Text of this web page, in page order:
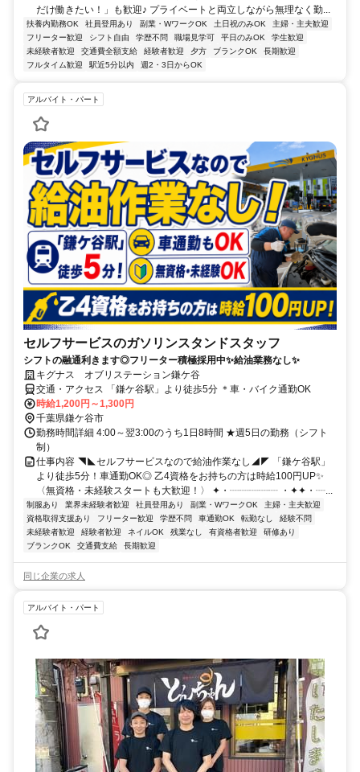
だけ働きたい！」も歓迎♪ プライベートと両立しながら無理なく勤...
扶養内勤務OK 社員登用あり 副業・WワークOK 土日祝のみOK
主婦・主夫歓迎
フリーター歓迎
シフト自由 学歴不問 職場見学可 平日のみOK
学生歓迎
未経験者歓迎
交通費全額支給 経験者歓迎 夕方 ブランクOK
長期歓迎
フルタイム歓迎
駅近5分以内 週2・3日からOK
アルバイト・パート
セルフサービスのガソリンスタンドスタッフ
シフトの融通利きます◎フリーター積極採用中✨給油業務なし✨
キグナス オブリステーション鎌ケ谷
交通・アクセス 「鎌ケ谷駅」より徒歩5分 ＊車・バイク通勤OK
時給1,200円～1,300円
千葉県鎌ケ谷市
勤務時間詳細 4:00～翌3:00のうち1日8時間 ★週5日の勤務（シフト
制）
仕事内容 ◥◣セルフサービスなので給油作業なし◢◤ 「鎌ケ谷駅」
より徒歩5分！車通勤OK◎ 乙4資格をお持ちの方は時給100円UP✨
〈無資格・未経験スタートも大歓迎！〉 ✦・┈┈┈┈┈ ・✦✦・┈...
制服あり 業界未経験者歓迎 社員登用あり 副業・WワークOK
主婦・主夫歓迎
資格取得支援あり
フリーター歓迎 学歴不問 車通勤OK 転勤なし
経験不問
未経験者歓迎
経験者歓迎 ネイルOK 残業なし 有資格者歓迎
研修あり
ブランクOK
交通費支給 長期歓迎
同じ企業の求人
アルバイト・パート